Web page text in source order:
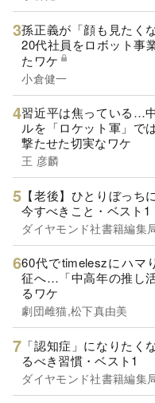
孫正義が「顔も見たく
20代社員をロボット事
たワケ
小倉健一
習近平は焦っている…
ルを「ロケット軍」で
撃たせた切実なワケ
王 彦麟
【老後】ひとりぼっち
今すべきこと・ベスト1
ダイヤモンド社書籍編集
60代でtimeleszにハマ
征へ…「中高年の推し
るワケ
劇団雌猫,松下真由美
「認知症」になりたく
るべき習慣・ベスト1
ダイヤモンド社書籍編集